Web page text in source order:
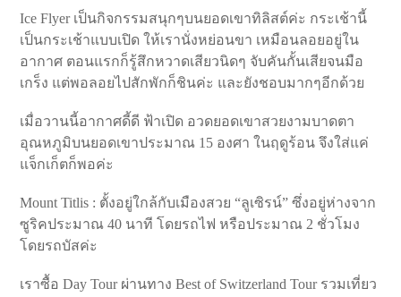
Ice Flyer เป็นกิจกรรมสนุกๆบนยอดเขาทิลิสต์ค่ะ กระเช้านี้
เป็นกระเช้าแบบเปิด ให้เรานั่งหย่อนขา เหมือนลอยอยู่ใน
อากาศ ตอนแรกก็รู้สึกหวาดเสียวนิดๆ จับคันกั้นเสียจนมือ
เกร็ง แต่พอลอยไปสักพักก็ชินค่ะ และยังชอบมากๆอีกด้วย
เมื่อวานนี้อากาศดี้ดี ฟ้าเปิด อวดยอดเขาสวยงามบาดตา
อุณหภูมิบนยอดเขาประมาณ 15 องศา ในฤดูร้อน จึงใส่แค่
แจ็กเก็ตก็พอค่ะ
Mount Titlis : ตั้งอยู่ใกล้กับเมืองสวย “ลูเซิรน์” ซึ่งอยู่ห่างจาก
ซูริคประมาณ 40 นาที โดยรถไฟ หรือประมาณ 2 ชั่วโมง
โดยรถบัสค่ะ
เราซื้อ Day Tour ผ่านทาง Best of Switzerland Tour รวมเที่ยว